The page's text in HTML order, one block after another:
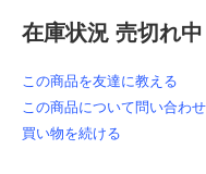
在庫状況 売切れ中
この商品を友達に教える
この商品について問い合わ
買い物を続ける